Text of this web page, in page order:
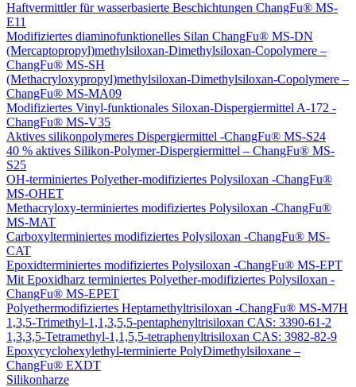
Haftvermittler für wasserbasierte Beschichtungen ChangFu® MS-
E11
Modifiziertes diaminofunktionelles Silan ChangFu® MS-DN
(Mercaptopropyl)methylsiloxan-Dimethylsiloxan-Copolymere –
ChangFu® MS-SH
(Methacryloxypropyl)methylsiloxan-Dimethylsiloxan-Copolymere –
ChangFu® MS-MA09
Modifiziertes Vinyl-funktionales Siloxan-Dispergiermittel A-172 -
ChangFu® MS-V35
Aktives silikonpolymeres Dispergiermittel -ChangFu® MS-S24
40 % aktives Silikon-Polymer-Dispergiermittel – ChangFu® MS-
S25
OH-terminiertes Polyether-modifiziertes Polysiloxan -ChangFu®
MS-OHET
Methacryloxy-terminiertes modifiziertes Polysiloxan -ChangFu®
MS-MAT
Carboxylterminiertes modifiziertes Polysiloxan -ChangFu® MS-
CAT
Epoxidterminiertes modifiziertes Polysiloxan -ChangFu® MS-EPT
Mit Epoxidharz terminiertes Polyether-modifiziertes Polysiloxan -
ChangFu® MS-EPET
Polyethermodifiziertes Heptamethyltrisiloxan -ChangFu® MS-M7H
1,3,5-Trimethyl-1,1,3,5,5-pentaphenyltrisiloxan CAS: 3390-61-2
1,3,3,5-Tetramethyl-1,1,5,5-tetraphenyltrisiloxan CAS: 3982-82-9
Epoxycyclohexylethyl-terminierte PolyDimethylsiloxane –
ChangFu® EXDT
Silikonharze